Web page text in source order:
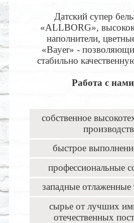
Датский супер
«ALLBORG»,
наполнители,
«Bayer» -
стабильно
Работа с
собственное
быстрое
профессиональные
западные отлаженные
сырье от лучших
отечественных